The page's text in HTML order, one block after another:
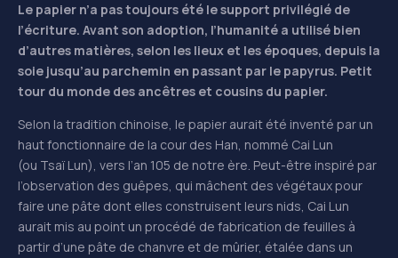
Le papier n’a pas toujours été le support privilégié de
l’écriture. Avant son adoption, l’humanité a utilisé bien
d’autres matières, selon les lieux et les époques, depuis la
soie jusqu’au parchemin en passant par le papyrus. Petit
tour du monde des ancêtres et cousins du papier.
Selon la tradition chinoise, le papier aurait été inventé par un
haut fonctionnaire de la cour des Han, nommé Cai Lun
(ou Tsaï Lun), vers l’an 105 de notre ère. Peut-être inspiré par
l’observation des guêpes, qui mâchent des végétaux pour
faire une pâte dont elles construisent leurs nids, Cai Lun
aurait mis au point un procédé de fabrication de feuilles à
partir d’une pâte de chanvre et de mûrier, étalée dans un